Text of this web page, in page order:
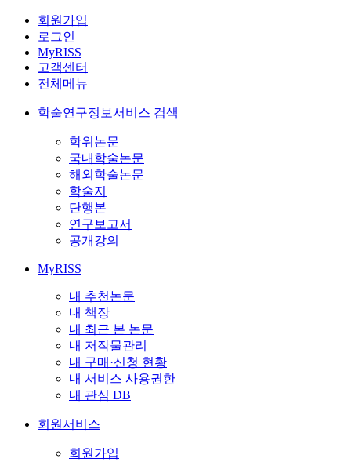
회원가입
로그인
MyRISS
고객센터
전체메뉴
학술연구정보서비스 검색
학위논문
국내학술논문
해외학술논문
학술지
단행본
연구보고서
공개강의
MyRISS
내 추천논문
내 책장
내 최근 본 논문
내 저작물관리
내 구매·신청 현황
내 서비스 사용권한
내 관심 DB
회원서비스
회원가입